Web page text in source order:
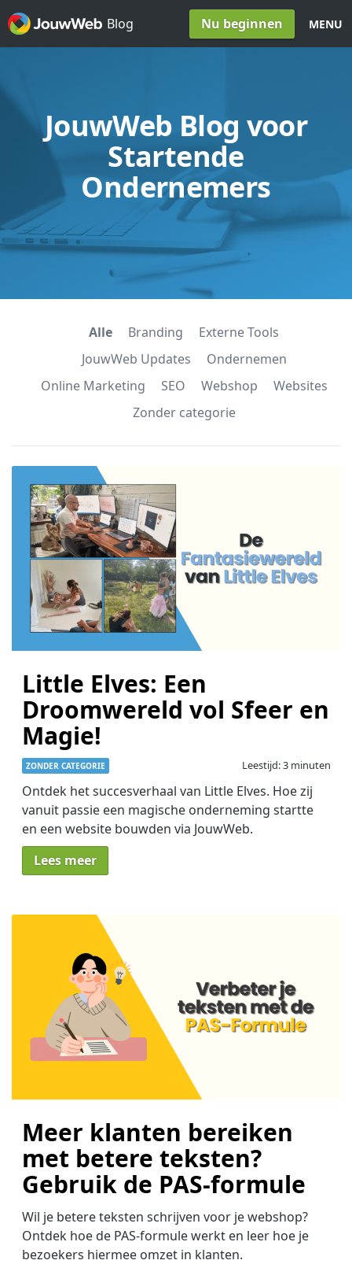
Spring naar inhoud
Blog
Nu beginnen MENU
JouwWeb Blog voor
Startende
Ondernemers
Alle Branding
Externe Tools
JouwWeb Updates
Ondernemen
Online Marketing
SEO Webshop
Websites
Zonder categorie
Little Elves: Een
Droomwereld vol Sfeer en
Magie!
ZONDER CATEGORIE Leestijd: 3 minuten
Ontdek het succesverhaal van Little Elves. Hoe zij
vanuit passie een magische onderneming startte
en een website bouwden via JouwWeb.
Lees meer
Meer klanten bereiken
met betere teksten?
Gebruik de PAS-formule
Wil je betere teksten schrijven voor je webshop?
Ontdek hoe de PAS-formule werkt en leer hoe je
bezoekers hiermee omzet in klanten.